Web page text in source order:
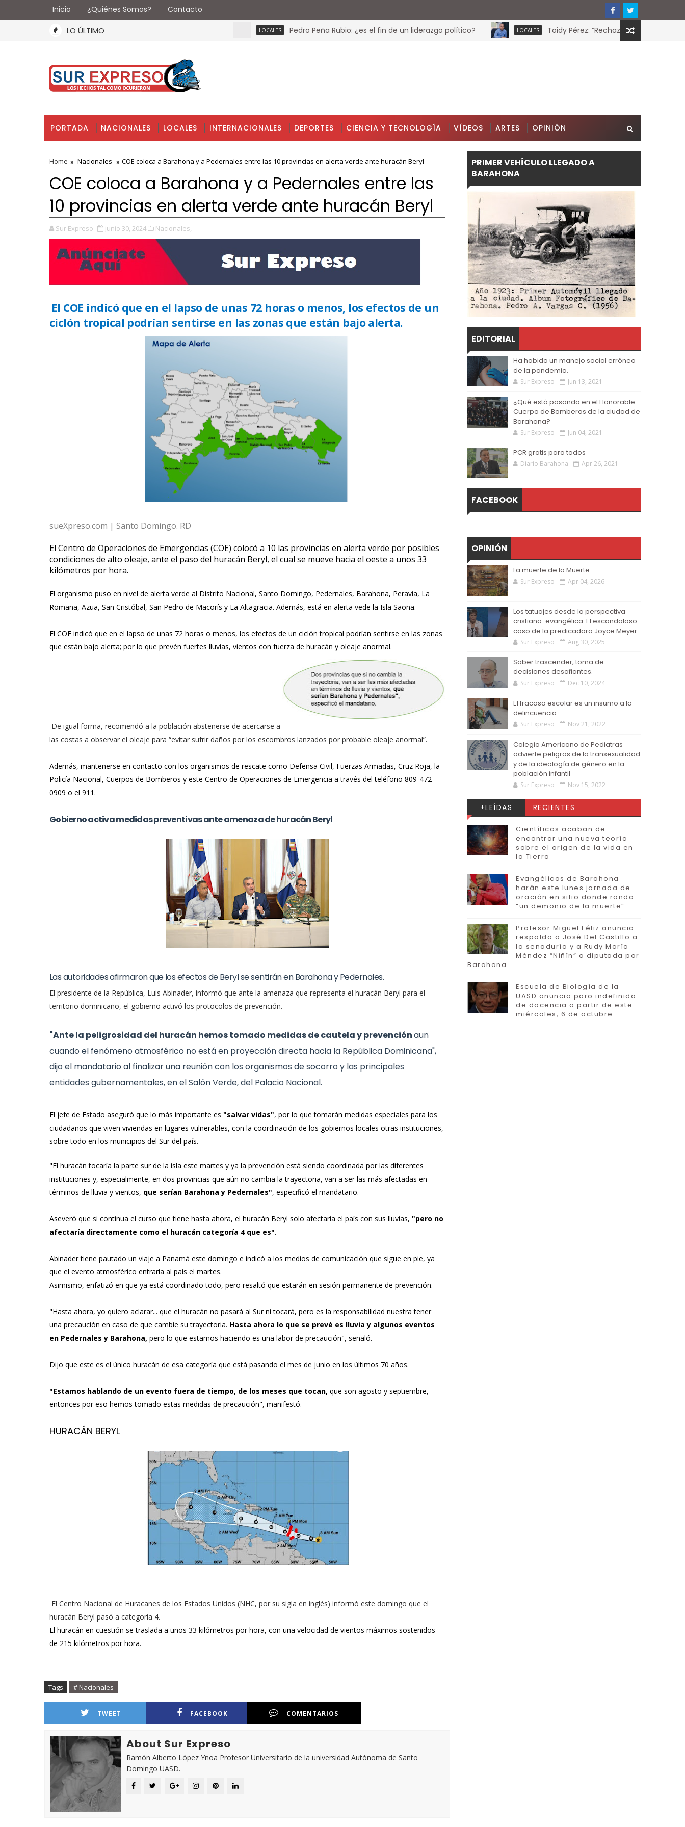
Inicio ¿Quiénes Somos? Contacto
LO ÚLTIMO Pedro Peña Rubio: ¿es el fin de un liderazgo político? LOCALES Toidy Pérez: “Rechazo cualquier intento de
PORTADA NACIONALES LOCALES INTERNACIONALES DEPORTES CIENCIA Y TECNOLOGÍA VÍDEOS ARTES OPINIÓN
Home Nacionales COE coloca a Barahona y a Pedernales entre las 10 provincias en alerta verde ante huracán Beryl
COE coloca a Barahona y a Pedernales entre las
10 provincias en alerta verde ante huracán Beryl
Sur Expreso junio 30, 2024 Nacionales,
El COE indicó que en el lapso de unas 72 horas o menos, los efectos de un
ciclón tropical podrían sentirse en las zonas que están bajo alerta.
sueXpreso.com | Santo Domingo. RD
El Centro de Operaciones de Emergencias (COE) colocó a 10 las provincias en alerta verde por posibles
condiciones de alto oleaje, ante el paso del huracán Beryl, el cual se mueve hacia el oeste a unos 33
kilómetros por hora.
El organismo puso en nivel de alerta verde al Distrito Nacional, Santo Domingo, Pedernales, Barahona, Peravia, La
Romana, Azua, San Cristóbal, San Pedro de Macorís y La Altagracia. Además, está en alerta vede la Isla Saona.
El COE indicó que en el lapso de unas 72 horas o menos, los efectos de un ciclón tropical podrían sentirse en las zonas
que están bajo alerta; por lo que prevén fuertes lluvias, vientos con fuerza de huracán y oleaje anormal.
De igual forma, recomendó a la población abstenerse de acercarse a
las costas a observar el oleaje para “evitar sufrir daños por los escombros lanzados por probable oleaje anormal”.
Además, mantenerse en contacto con los organismos de rescate como Defensa Civil, Fuerzas Armadas, Cruz Roja, la
Policía Nacional, Cuerpos de Bomberos y este Centro de Operaciones de Emergencia a través del teléfono 809-472-
0909 o el 911.
Gobierno activa medidas preventivas ante amenaza de huracán Beryl
Las autoridades afirmaron que los efectos de Beryl se sentirán en Barahona y Pedernales.
El presidente de la República, Luis Abinader, informó que ante la amenaza que representa el huracán Beryl para el
territorio dominicano, el gobierno activó los protocolos de prevención.
"Ante la peligrosidad del huracán hemos tomado medidas de cautela y prevenciónaun
cuando el fenómeno atmosférico no está en proyección directa hacia la República Dominicana",
dijo el mandatario al finalizar una reunión con los organismos de socorro y las principales
entidades gubernamentales, en el Salón Verde, del Palacio Nacional.
El jefe de Estado aseguró que lo más importante es "salvar vidas", por lo que tomarán medidas especiales para los
ciudadanos que viven viviendas en lugares vulnerables, con la coordinación de los gobiernos locales otras instituciones,
sobre todo en los municipios del Sur del país.
"El huracán tocaría la parte sur de la isla este martes y ya la prevención está siendo coordinada por las diferentes
instituciones y, especialmente, en dos provincias que aún no cambia la trayectoria, van a ser las más afectadas en
términos de lluvia y vientos, que serían Barahona y Pedernales", especificó el mandatario.
Aseveró que si continua el curso que tiene hasta ahora, el huracán Beryl solo afectaría el país con sus lluvias, "pero no
afectaría directamente como el huracán categoría 4 que es".
Abinader tiene pautado un viaje a Panamá este domingo e indicó a los medios de comunicación que sigue en pie, ya
que el evento atmosférico entraría al país el martes.
Asimismo, enfatizó en que ya está coordinado todo, pero resaltó que estarán en sesión permanente de prevención.
"Hasta ahora, yo quiero aclarar... que el huracán no pasará al Sur ni tocará, pero es la responsabilidad nuestra tener
una precaución en caso de que cambie su trayectoria. Hasta ahora lo que se prevé es lluvia y algunos eventos
en Pedernales y Barahona, pero lo que estamos haciendo es una labor de precaución", señaló.
Dijo que este es el único huracán de esa categoría que está pasando el mes de junio en los últimos 70 años.
"Estamos hablando de un evento fuera de tiempo, de los meses que tocan, que son agosto y septiembre,
entonces por eso hemos tomado estas medidas de precaución", manifestó.
HURACÁN BERYL
El Centro Nacional de Huracanes de los Estados Unidos (NHC, por su sigla en inglés) informó este domingo que el
huracán Beryl pasó a categoría 4.
El huracán en cuestión se traslada a unos 33 kilómetros por hora, con una velocidad de vientos máximos sostenidos
de 215 kilómetros por hora.
Tags # Nacionales
TWEET FACEBOOK COMENTARIOS
About Sur Expreso
Ramón Alberto López Ynoa Profesor Universitario de la universidad Autónoma de Santo
Domingo UASD.
PRIMER VEHÍCULO LLEGADO A
BARAHONA
EDITORIAL
Ha habido un manejo social erróneo
de la pandemia.
Sur Expreso Jun 13, 2021
¿Qué está pasando en el Honorable
Cuerpo de Bomberos de la ciudad de
Barahona?
Sur Expreso Jun 04, 2021
PCR gratis para todos
Diario Barahona Apr 26, 2021
FACEBOOK
OPINIÓN
La muerte de la Muerte
Sur Expreso Apr 04, 2026
Los tatuajes desde la perspectiva
cristiana-evangélica. El escandaloso
caso de la predicadora Joyce Meyer
Sur Expreso Aug 30, 2025
Saber trascender, toma de
decisiones desafiantes.
Sur Expreso Dec 10, 2024
El fracaso escolar es un insumo a la
delincuencia
Sur Expreso Nov 21, 2022
Colegio Americano de Pediatras
advierte peligros de la transexualidad
y de la ideología de género en la
población infantil
Sur Expreso Nov 15, 2022
+LEÍDAS RECIENTES
Científicos acaban de
encontrar una nueva teoría
sobre el origen de la vida en
la Tierra
Evangélicos de Barahona
harán este lunes jornada de
oración en sitio donde ronda
“un demonio de la muerte”.
Profesor Miguel Féliz anuncia
respaldo a José Del Castillo a
la senaduría y a Rudy María
Méndez “Niñín” a diputada por
Barahona
Escuela de Biología de la
UASD anuncia paro indefinido
de docencia a partir de este
miércoles, 6 de octubre.